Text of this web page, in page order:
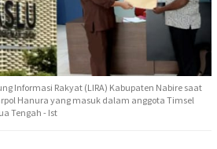
Informasi Rakyat (LIRA) Kabupaten Nabire saat
Hanura yang masuk dalam anggota Timsel
Tengah - Ist